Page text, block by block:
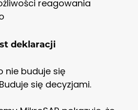
reagowania
deklaracji
nie buduje się
się decyzjami.